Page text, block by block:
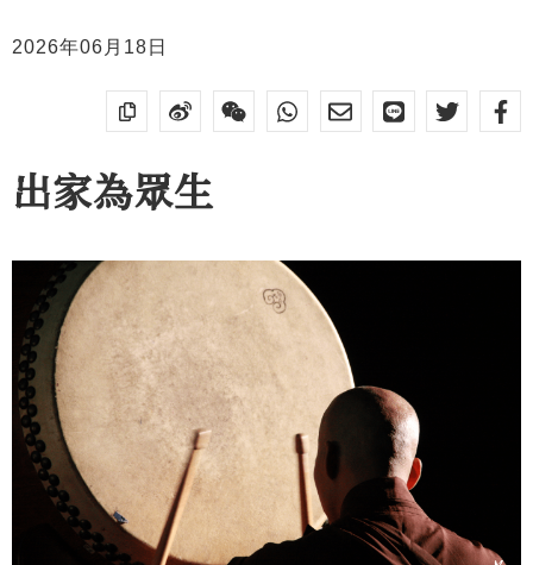
2026年06月18日
出家為眾生